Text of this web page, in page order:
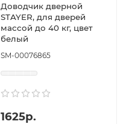
Доводчик дверной
STAYER, для дверей
массой до 40 кг, цвет
белый
SM-00076865
1625р.